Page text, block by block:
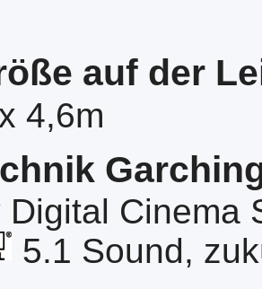
auf der
4,6m
Digital Cinema
5.1 Sound,